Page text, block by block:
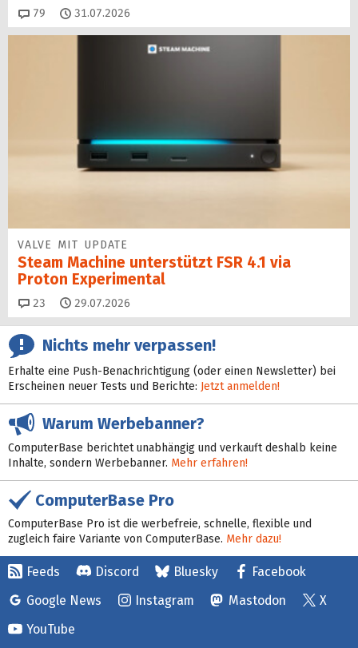
79 Kommentare
31.07.2026
VALVE MIT UPDATE
Steam Machine unterstützt FSR 4.1 via
Proton Experimental
23 Kommentare
29.07.2026
Nichts mehr verpassen!
Erhalte eine Push-Benachrichtigung (oder einen Newsletter) bei
Erscheinen neuer Tests und Berichte: Jetzt anmelden!
Warum Werbebanner?
ComputerBase berichtet unabhängig und verkauft deshalb keine
Inhalte, sondern Werbebanner. Mehr erfahren!
ComputerBase Pro
ComputerBase Pro ist die werbefreie, schnelle, flexible und
zugleich faire Variante von ComputerBase. Mehr dazu!
Feeds Discord Bluesky
Facebook
Google News
Instagram Mastodon
X
YouTube